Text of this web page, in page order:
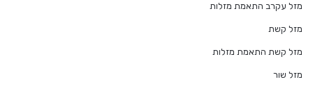
מזל עקרב התאמת מזלות
מזל קשת
מזל קשת התאמת מזלות
מזל שור